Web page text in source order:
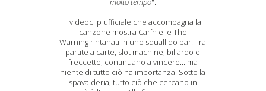
Il videoclip ufficiale che accompagna la
canzone mostra Carín e le The
Warning rintanati in uno squallido bar. Tra
partite a carte, slot machine, biliardo e
freccette, continuano a vincere... ma
niente di tutto ciò ha importanza. Sotto la
spavalderia, tutto ciò che cercano in